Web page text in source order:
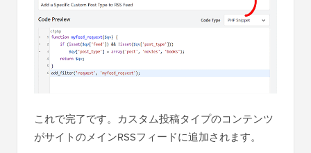
これで完了です。カスタム投稿タイプのコンテンツ
がサイトのメインRSSフィードに追加されます。